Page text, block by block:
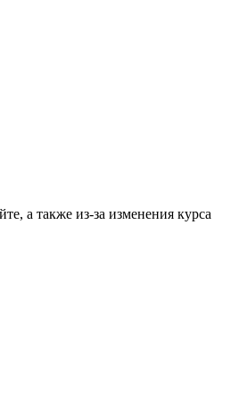
а также из-за изменения курса